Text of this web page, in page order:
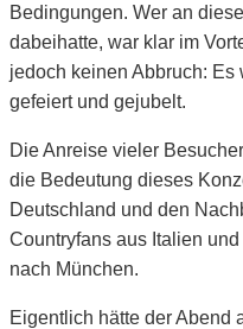
Bedingungen. Wer an
dabeihatte, war klar im
jedoch keinen Abbruch:
gefeiert und gejubelt.
Die Anreise vieler
die Bedeutung dieses
Deutschland und den
Countryfans aus Italien
nach München.
Eigentlich hätte der Abend